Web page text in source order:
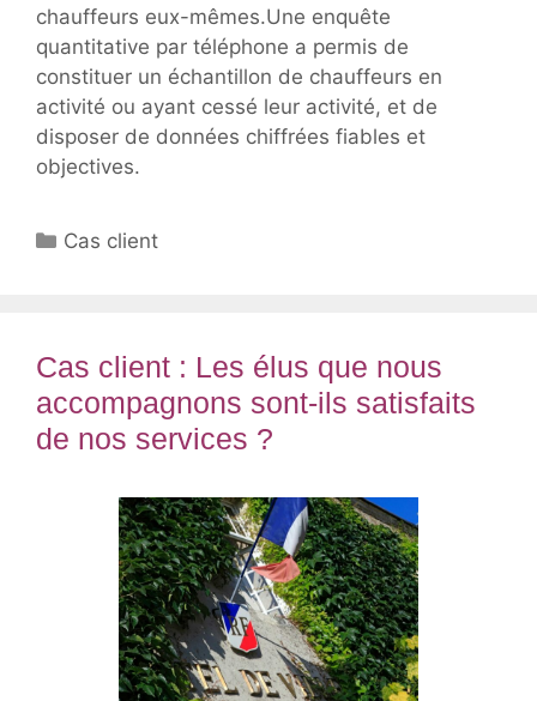
chauffeurs eux-mêmes.Une enquête
quantitative par téléphone a permis de
constituer un échantillon de chauffeurs en
activité ou ayant cessé leur activité, et de
disposer de données chiffrées fiables et
objectives.
Catégories
Cas client
Cas client : Les élus que nous
accompagnons sont-ils satisfaits
de nos services ?